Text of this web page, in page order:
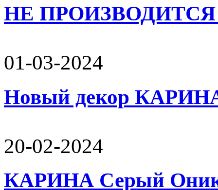
НЕ
01-03-2024
Новый декор
20-02-2024
КАРИНА Серый Оникс